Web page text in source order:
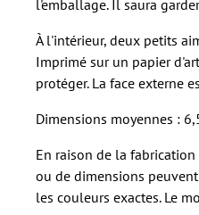
l'emballage. Il saura
À l'intérieur, deux petits
Imprimé sur un papier
protéger. La face externe
Dimensions moyennes :
En raison de la
ou de dimensions
les couleurs exactes. Le